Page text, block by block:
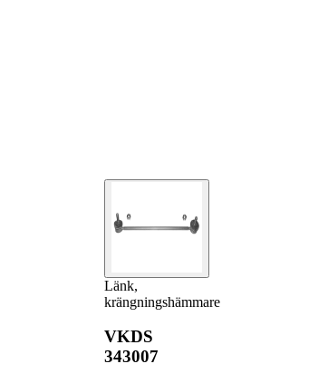
Länk,
krängningshämmare
VKDS
343007